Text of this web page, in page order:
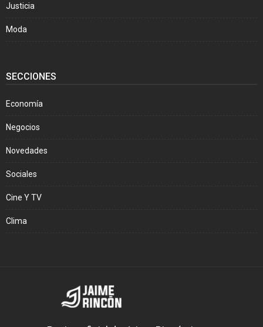
Justicia
Moda
SECCIONES
Economía
Negocios
Novedades
Sociales
Cine Y TV
Clima